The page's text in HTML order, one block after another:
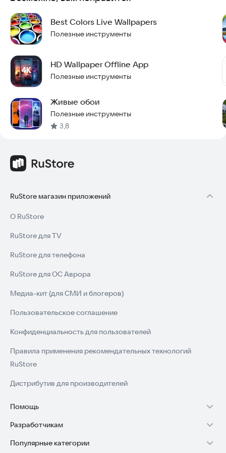
- Нажмите "Применить" и наслаждайтесь!
Приложение не требует постоянного подключения к
интернету и работает стабильно даже при слабом сигнале.
Оно занимает мало места на устройстве и не тормозит
работу смартфона. Более 100 000 пользователей уже
оценили его за удобство и простоту использования.
**Установите приложение и сделайте экран своего
Best Colors Live Wallpapers
Полезные инструменты
HD Wallpaper Offline App
Полезные инструменты
Живые обои
Полезные инструменты
3,8
RuStore магазин приложений
О RuStore
RuStore для TV
RuStore для телефона
RuStore для ОС Аврора
Медиа-кит (для СМИ и блогеров)
Пользовательское соглашение
Конфиденциальность для пользователей
Правила применения рекомендательных технологий
RuStore
Дистрибутив для производителей
Помощь
Установка RuStore на TV
Установка RuStore на телефон
Разработчикам
Зарабатывать с RuStore
Популярные категории